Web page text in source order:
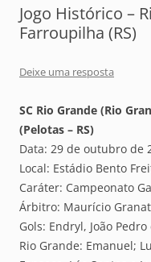
Jogo Histórico –
Farroupilha (RS)
Deixe uma resposta
SC Rio Grande (Rio
(Pelotas – RS)
Data: 29 de outubro de
Local: Estádio Bento
Caráter: Campeonato
Árbitro: Maurício
Gols: Endryl, João
Rio Grande: Emanuel;